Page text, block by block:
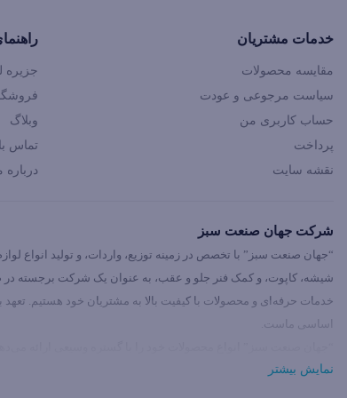
خدمات مشتریان
مقایسه محصولات
سیاست مرجوعی و عودت
حساب کاربری من
پرداخت
نقشه سایت
جزیره
وبلاگ
تماس
درباره
شرکت جهان صنعت سبز
“جهان صنعت سبز” با تخصص در زمینه توزیع، واردات، و تولید انواع
شیشه، کاپوت، و کمک فنر جلو و عقب، به عنوان یک شرکت برجسته در
خدمات حرفه‌ای و محصولات با کیفیت بالا به مشتریان خود هستیم.
اساسی ماست.
جهانی، جک‌های گازی صندوق با عملکرد برجسته، شیشه و کاپوت با
نمایش بیشتر